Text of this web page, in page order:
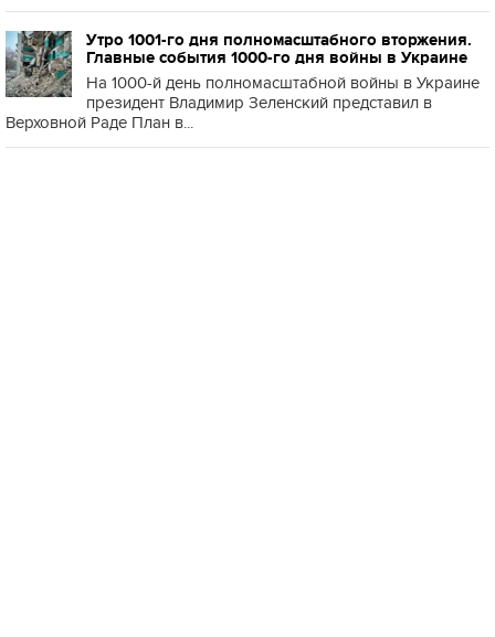
Утро 1001-го дня полномасштабного вторжения.
Главные события 1000-го дня войны в Украине
На 1000-й день полномасштабной войны в Украине
президент Владимир Зеленский представил в
Верховной Раде План в...